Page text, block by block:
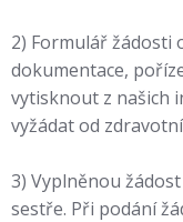
2) Formulář žádosti
dokumentace,
vytisknout z našich
vyžádat od
3) Vyplněnou
sestře. Při podání